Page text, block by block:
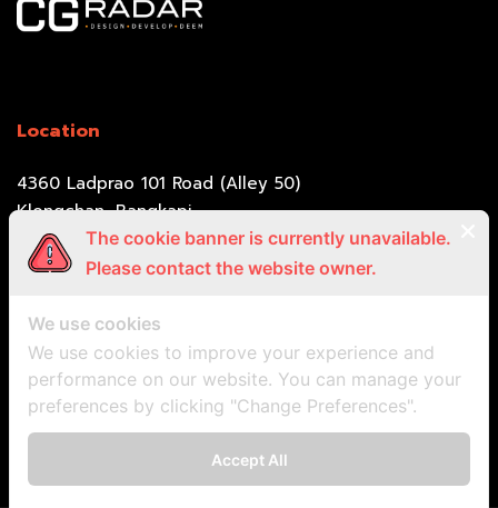
Location
4360 Ladprao 101 Road (Alley 50)
Klongchan, Bangkapi,
Bangkok 10240
at.nightstudio@gmail.com (Support)
09-9469-9917 (Jlynn)
06-1429-9795 (Dev. Team)
The cookie banner is currently unavailable.
Please contact the website owner.
We use cookies
We use cookies to improve your experience and
performance on our website. You can manage your
preferences by clicking "Change Preferences".
Accept All